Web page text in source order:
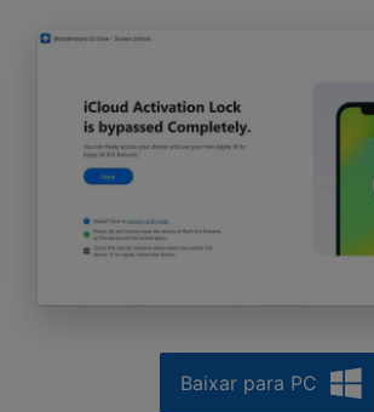
Baixar para PC